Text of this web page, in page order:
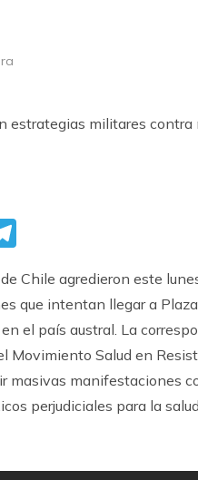
Chile agredieron este
que intentan llegar a
el país austral. La
Movimiento Salud en
masivas manifestaciones
perjudiciales para la